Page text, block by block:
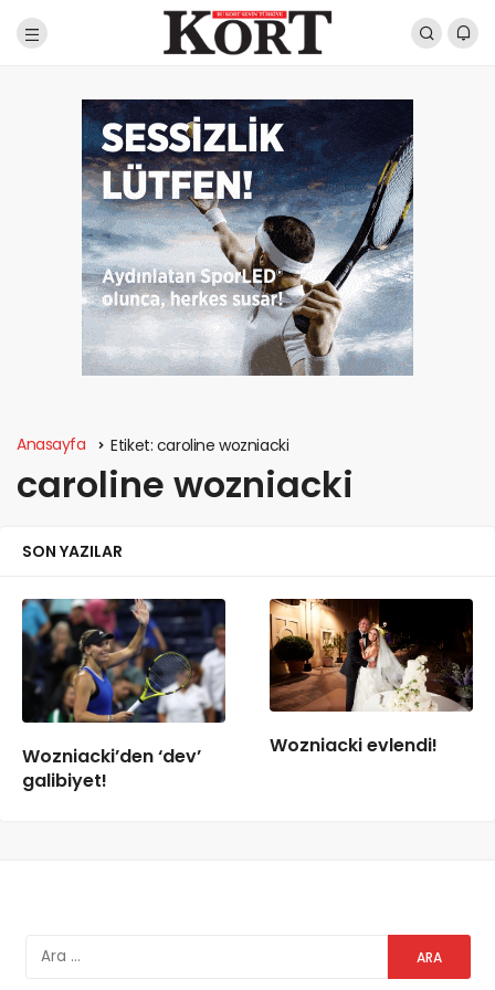
Anasayfa Etiket: caroline wozniacki
caroline wozniacki
SON YAZILAR
Wozniacki’den ‘dev’
galibiyet!
Wozniacki evlendi!